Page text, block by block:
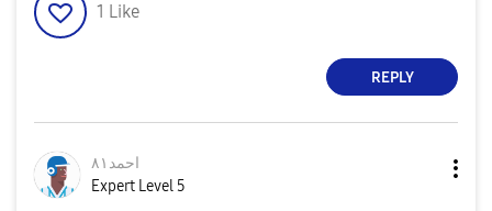
1 Like
REPLY
احمد٨١
Expert Level 5